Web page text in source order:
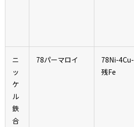
ニ
ッ
ケ
ル
鉄
合
78パーマロイ
78Ni-4Cu-
残Fe